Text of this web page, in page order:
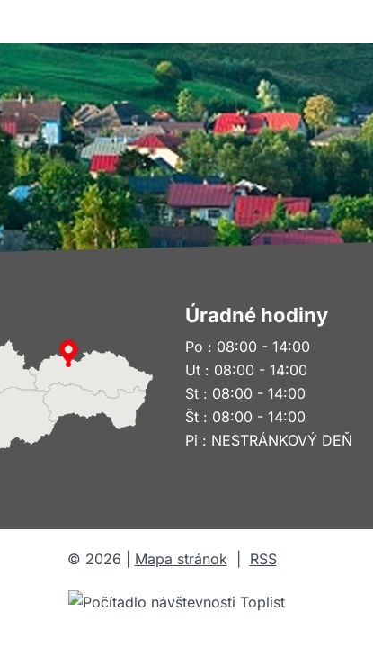
Úradné hodiny
Po : 08:00 - 14:00
Ut : 08:00 - 14:00
St : 08:00 - 14:00
Št : 08:00 - 14:00
Pi : NESTRÁNKOVÝ DEŇ
© 2026 Mapa stránok| RSS